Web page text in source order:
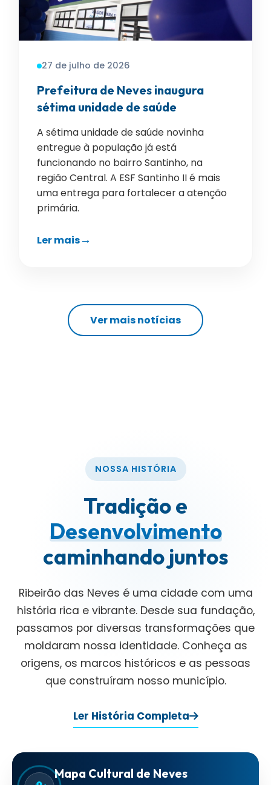
27 de julho de 2026
Prefeitura de Neves inaugura
sétima unidade de saúde
A sétima unidade de saúde novinha
entregue à população já está
funcionando no bairro Santinho, na
região Central. A ESF Santinho II é mais
uma entrega para fortalecer a atenção
primária.
Ler mais
Ver mais notícias
NOSSA HISTÓRIA
Tradição e
Desenvolvimento
caminhando juntos
Ribeirão das Neves é uma cidade com uma
história rica e vibrante. Desde sua fundação,
passamos por diversas transformações que
moldaram nossa identidade. Conheça as
origens, os marcos históricos e as pessoas
que construíram nosso município.
Ler História Completa
Mapa Cultural de Neves